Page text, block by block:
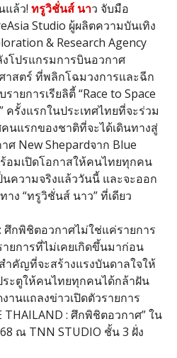
แล้ว! ทรูวิชั่นส์ นาว จับมือ
Studio ผู้ผลิตความบันเทิง
& Research Agency
งโปรแกรมการบินอวกาศ
าสตร์ ที่พลิกโฉมวงการและฉีก
ยการเรียลิตี้ “Race to Space
ครั้งแรกในประเทศไทยที่จะร่วม
แรกของชาติที่จะได้เดินทางสู่
ศ New Shepardจาก Blue
อมเปิดโอกาสให้คนไทยทุกคน
ความจริงแล้ววันนี้ และจะออก
ง “ทรูวิชั่นส์ นาว” ที่เดียว
ศึกพิชิตอวกาศไม่ใช่แค่รายการ
ยการที่ไม่เคยเกิดขึ้นมาก่อน
ำคัญที่จะสร้างแรงบันดาลใจให้
ะตูให้คนไทยทุกคนได้กล้าฝัน
านแถลงข่าวเปิดตัวรายการ
THAILAND : ศึกพิชิตอวกาศ” ใน
ณ TNN STUDIO ชั้น 3 ฝั่ง